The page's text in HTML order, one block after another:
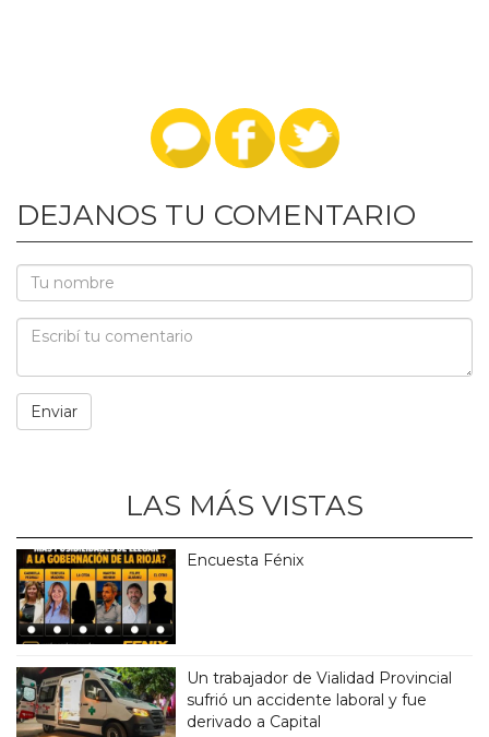
DEJANOS TU COMENTARIO
LAS MÁS VISTAS
Encuesta Fénix
Un trabajador de Vialidad Provincial
sufrió un accidente laboral y fue
derivado a Capital